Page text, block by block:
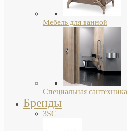
Мебель для ванной
Специальная сантехника
Бренды
3SC